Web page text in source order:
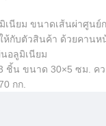
เนียม ขนาดเส้นผ่าศูนย์
ห้กับตัวสินค้า ด้วยคาน
อลูมิเนียม
ชิ้น ขนาด 30×5 ซม. ค
กก.